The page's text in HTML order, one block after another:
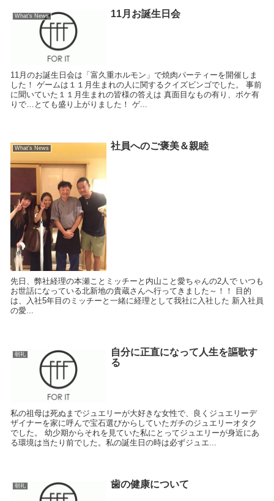
What's News 11月お誕生日会
11月のお誕生日会は「富久重ホルモン」で焼肉パーティーを開催しま
した！ ゲームは１１月生まれの人に関するクイズビンゴでした。 事前
に聞いていた１１月生まれの皆様の答えは 真面目なもの有り、ボケ有
りで…とても盛り上がりました！ ゲ...
What's News 社員へのご褒美＆親睦
先日、弊社経理の本瀬ことミッチーと内山こと愛ちゃんの2人で いつも
お世話になっている北新地の貴蔵さんへ行ってきました～！！ 目的
は、入社5年目のミッチーと一緒に経理として我社に入社した 新入社員
の愛...
朝礼
自分に正直になって人生を謳歌す
る
私の祖母は死ぬまでジュエリーが大好きな女性で、良くジュエリーデ
ザイナーを家に呼んで宝石選びからしていたガチのジュエリーオタク
でした。 幼少期からそれを見ていた私にとってジュエリーが身近にあ
る環境は当たり前でした。私の誕生日の時は必ずジュエ...
朝礼 歯の健康について